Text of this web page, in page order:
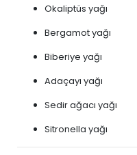
Okaliptüs yağı
Bergamot yağı
Biberiye yağı
Adaçayı yağı
Sedir ağacı yağı
Sitronella yağı